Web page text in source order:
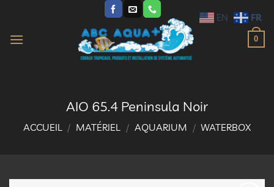
contenu
0
AIO 65.4 Peninsula Noir
ACCUEIL / MATÉRIEL / AQUARIUM / WATERBOX
EN FR